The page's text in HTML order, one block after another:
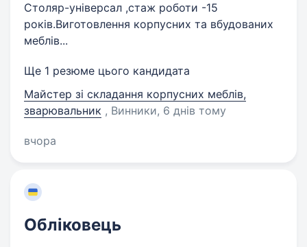
Столяр-універсал ,стаж роботи -15
років.Виготовлення корпусних та вбудованих
меблів...
Ще 1 резюме цього кандидата
Майстер зі складання корпусних меблів,
зварювальник , Винники, 6 днів тому
вчора
Обліковець